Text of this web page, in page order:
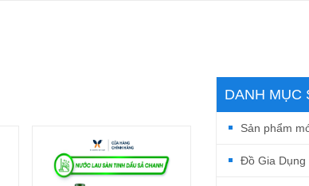
DANH MỤC
Sản phẩm
Đồ Gia Dụng